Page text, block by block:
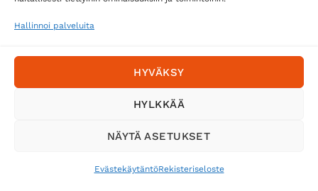
Hallinnoi palveluita
HYVÄKSY
HYLKKÄÄ
NÄYTÄ ASETUKSET
EvästekäytäntöRekisteriseloste